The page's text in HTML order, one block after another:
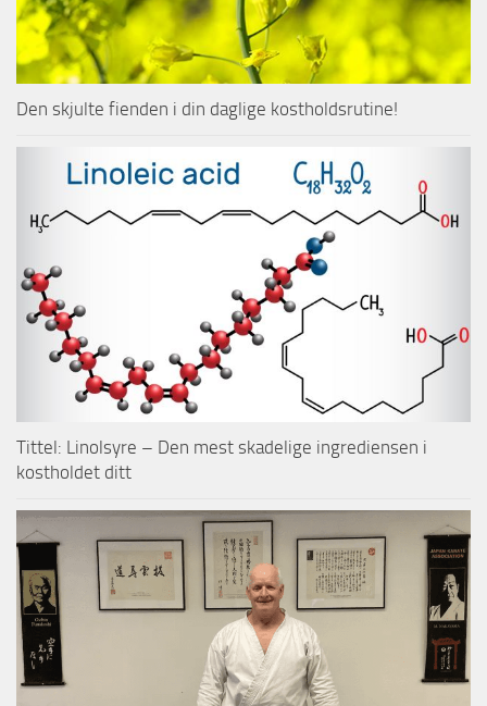
Den skjulte fienden i din daglige kostholdsrutine!
Tittel: Linolsyre – Den mest skadelige ingrediensen i
kostholdet ditt